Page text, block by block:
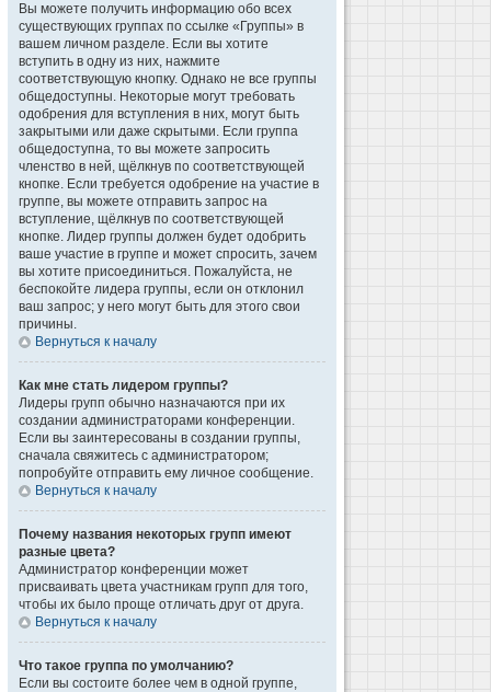
Вы можете получить информацию обо всех
существующих группах по ссылке «Группы» в
вашем личном разделе. Если вы хотите
вступить в одну из них, нажмите
соответствующую кнопку. Однако не все группы
общедоступны. Некоторые могут требовать
одобрения для вступления в них, могут быть
закрытыми или даже скрытыми. Если группа
общедоступна, то вы можете запросить
членство в ней, щёлкнув по соответствующей
кнопке. Если требуется одобрение на участие в
группе, вы можете отправить запрос на
вступление, щёлкнув по соответствующей
кнопке. Лидер группы должен будет одобрить
ваше участие в группе и может спросить, зачем
вы хотите присоединиться. Пожалуйста, не
беспокойте лидера группы, если он отклонил
ваш запрос; у него могут быть для этого свои
причины.
Вернуться к началу
Как мне стать лидером группы?
Лидеры групп обычно назначаются при их
создании администраторами конференции.
Если вы заинтересованы в создании группы,
сначала свяжитесь с администратором;
попробуйте отправить ему личное сообщение.
Вернуться к началу
Почему названия некоторых групп имеют
разные цвета?
Администратор конференции может
присваивать цвета участникам групп для того,
чтобы их было проще отличать друг от друга.
Вернуться к началу
Что такое группа по умолчанию?
Если вы состоите более чем в одной группе,